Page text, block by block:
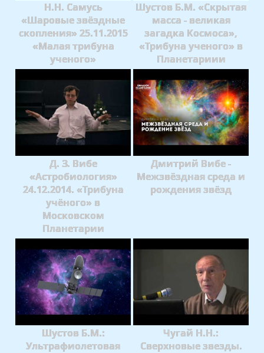
Н.Н. Самусь
«Шаровые звёздные
скопления» 25.11.2015
«Малая трибуна
ученого»
Шустов Б.М. «Скрытая
масса - великая
загадка Космоса»,
«Трибуна ученого» в
Планетариии
Д. З. Вибе
«Астробиология»
24.12.2014. «Трибуна
учёного» в
Московском
Планетарии
Дмитрий Вибе -
Межзвёздная среда и
рождения звёзд
Шустов Б.М.:
Ультрафиолетовая
Чугай Н.Н.:
Сверхновые звезды.